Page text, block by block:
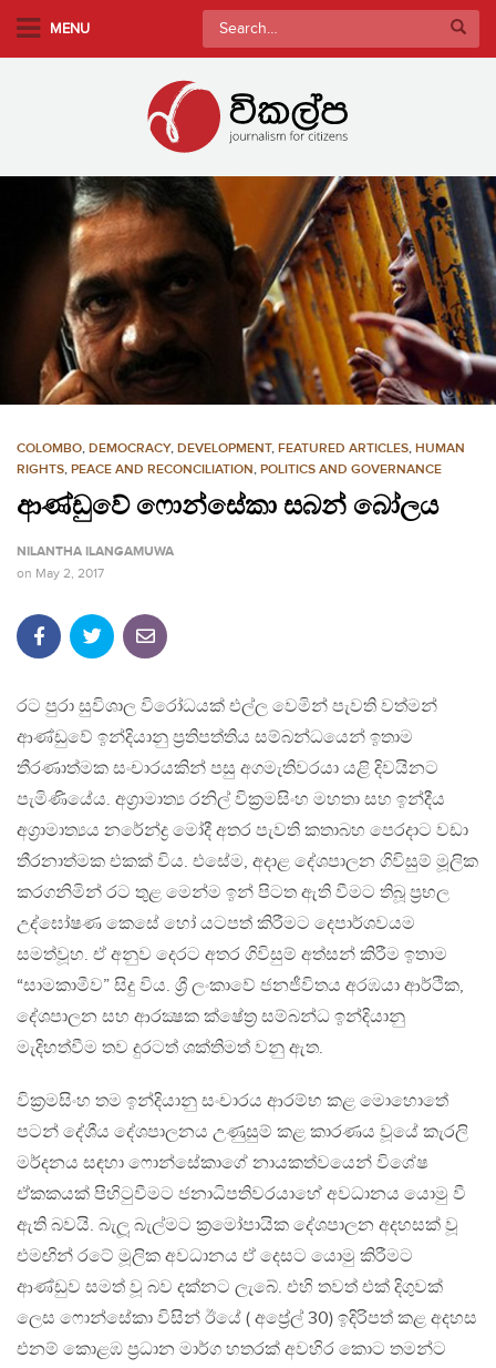
m
e
MENU
Search
for:
COLOMBO, DEMOCRACY, DEVELOPMENT, FEATURED ARTICLES, HUMAN
RIGHTS, PEACE AND RECONCILIATION, POLITICS AND GOVERNANCE
ආණ්ඩුවේ ෆොන්සේකා සබන් බෝලය
NILANTHA ILANGAMUWA
on May 2, 2017
රට පුරා සුවිශාල විරෝධයක් එල්ල වෙමින් පැවති වත්මන්
ආණ්ඩුවේ ඉන්දියානු ප්‍රතිපත්තිය සම්බන්ධයෙන් ඉතාම
තීරණාත්මක සංචාරයකින් පසු අගමැතිවරයා යළි දිවයිනට
පැමිණියේය. අග්‍රාමාත්‍ය රනිල් වික්‍රමසිංහ මහතා සහ ඉන්දීය
අග්‍රාමාත්‍යය නරේන්ද්‍ර මෝදී අතර පැවති කතාබහ පෙරදාට වඩා
තීරනාත්මක එකක් විය. එසේම, අදාළ දේශපාලන ගිවිසුම් මූලික
කරගනිමින් රට තුළ මෙන්ම ඉන් පිටත ඇති වීමට තිබූ ප්‍රභල
උද්ඝෝෂණ කෙසේ හෝ යටපත් කිරීමට දෙපාර්ශවයම
සමත්වූහ. ඒ අනුව දෙරට අතර ගිවිසුම් අත්සන් කිරීම ඉතාම
“සාමකාමීව” සිදු විය. ශ්‍රී ලංකාවේ ජනජීවිතය අරඹයා ආර්ථික,
දේශපාලන සහ ආරක්‍ෂක ක්ෂේත්‍ර සම්බන්ධ ඉන්දියානු
මැදිහත්වීම තව දුරටත් ශක්තිමත් වනු ඇත.
වික්‍රමසිංහ තම ඉන්දියානු සංචාරය ආරම්භ කළ මොහොතේ
පටන් දේශීය දේශපාලනය උණුසුම් කළ කාරණය වූයේ කැරලි
මර්දනය සඳහා ෆොන්සේකාගේ නායකත්වයෙන් විශේෂ
ඒකකයක් පිහිටුවීමට ජනාධිපතිවරයාහේ අවධානය යොමු වී
ඇති බවයි. බැලූ බැල්මට ක්‍රමෝපායික දේශපාලන අදහසක් වූ
එමඟින් රටේ මූලික අවධානය ඒ දෙසට යොමු කිරීමට
ආණ්ඩුව සමත් වූ බව දක්නට ලැබේ. එහි තවත් එක් දිගුවක්
ලෙස ෆොන්සේකා විසින් ඊයේ ( අප්‍රේල් 30) ඉදිරිපත් කළ අදහස
එනම් කොළඹ ප්‍රධාන මාර්ග හතරක් අවහිර කොට තමන්ට